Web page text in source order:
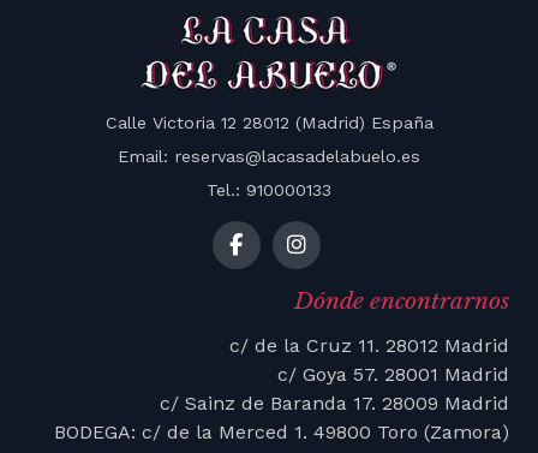
Calle Victoria 12 28012 (Madrid) España
Email: reservas@lacasadelabuelo.es
Tel.: 910000133
Dónde encontrarnos
c/ de la Cruz 11. 28012 Madrid
c/ Goya 57. 28001 Madrid
c/ Sainz de Baranda 17. 28009 Madrid
BODEGA: c/ de la Merced 1. 49800 Toro (Zamora)